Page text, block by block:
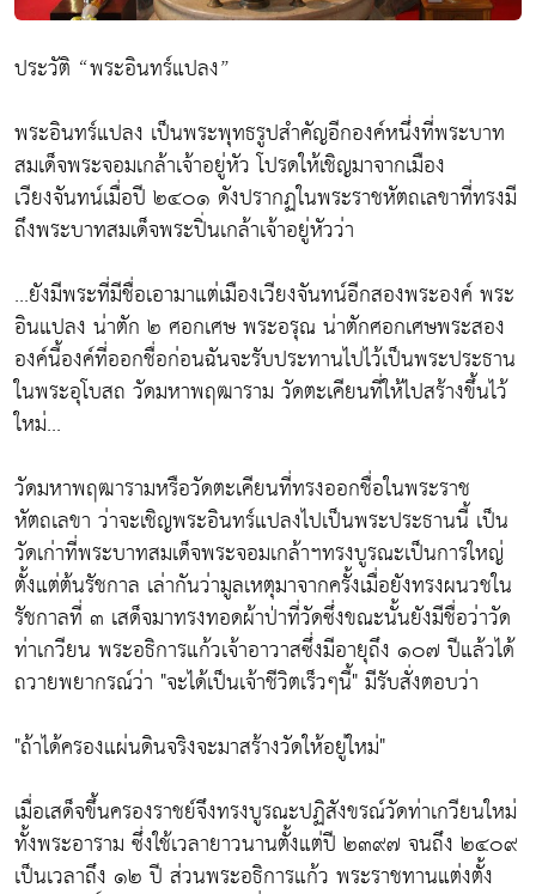
ประวัติ “พระอินทร์แปลง”
พระอินทร์แปลง เป็นพระพุทธรูปสำคัญอีกองค์หนึ่งที่พระบาท
สมเด็จพระจอมเกล้าเจ้าอยู่หัว โปรดให้เชิญมาจากเมือง
เวียงจันทน์เมื่อปี ๒๔๐๑ ดังปรากฏในพระราชหัตถเลขาที่ทรงมี
ถึงพระบาทสมเด็จพระปิ่นเกล้าเจ้าอยู่หัวว่า
...ยังมีพระที่มีชื่อเอามาแต่เมืองเวียงจันทน์อีกสองพระองค์ พระ
อินแปลง น่าตัก ๒ ศอกเศษ พระอรุณ น่าตักศอกเศษพระสอง
องค์นี้องค์ที่ออกชื่อก่อนฉันจะรับประทานไปไว้เป็นพระประธาน
ในพระอุโบสถ วัดมหาพฤฒาราม วัดตะเคียนที่ให้ไปสร้างขึ้นไว้
ใหม่...
วัดมหาพฤฒารามหรือวัดตะเคียนที่ทรงออกชื่อในพระราช
หัตถเลขา ว่าจะเชิญพระอินทร์แปลงไปเป็นพระประธานนี้ เป็น
วัดเก่าที่พระบาทสมเด็จพระจอมเกล้าฯทรงบูรณะเป็นการใหญ่
ตั้งแต่ต้นรัชกาล เล่ากันว่ามูลเหตุมาจากครั้งเมื่อยังทรงผนวชใน
รัชกาลที่ ๓ เสด็จมาทรงทอดผ้าป่าที่วัดซึ่งขณะนั้นยังมีชื่อว่าวัด
ท่าเกวียน พระอธิการแก้วเจ้าอาวาสซึ่งมีอายุถึง ๑๐๗ ปีแล้วได้
ถวายพยากรณ์ว่า "จะได้เป็นเจ้าชีวิตเร็วๆนี้" มีรับสั่งตอบว่า
"ถ้าได้ครองแผ่นดินจริงจะมาสร้างวัดให้อยู่ใหม่"
เมื่อเสด็จขึ้นครองราชย์จึงทรงบูรณะปฏิสังขรณ์วัดท่าเกวียนใหม่
ทั้งพระอาราม ซึ่งใช้เวลายาวนานตั้งแต่ปี ๒๓๙๗ จนถึง ๒๔๐๙
เป็นเวลาถึง ๑๒ ปี ส่วนพระอธิการแก้ว พระราชทานแต่งตั้ง